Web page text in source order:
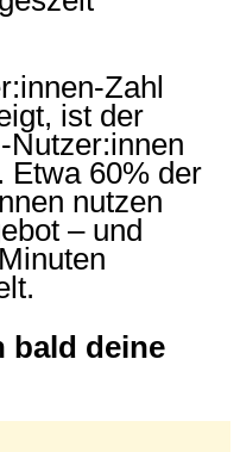
Zahl
ist der
Nutzer:innen
Etwa 60% der
nutzen
– und
bald deine